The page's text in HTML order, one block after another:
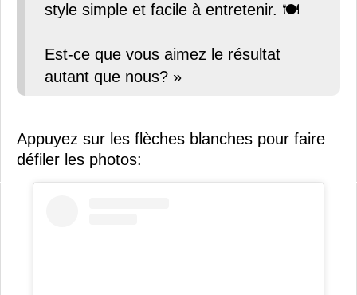
style simple et facile à entretenir. 🍽️
Est-ce que vous aimez le résultat
autant que nous? »
Appuyez sur les flèches blanches pour faire
défiler les photos: